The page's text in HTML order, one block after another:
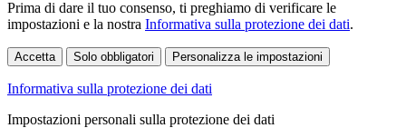
Prima di dare il tuo consenso, ti preghiamo di verificare le
impostazioni e la nostra Informativa sulla protezione dei dati.
Accetta Solo obbligatori Personalizza le impostazioni
Informativa sulla protezione dei dati
Impostazioni personali sulla protezione dei dati